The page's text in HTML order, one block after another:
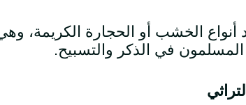
الخشب أو الحجارة الكريمة،
في الذكر والتسبيح.